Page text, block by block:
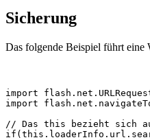
Sicherung
Das folgende Beispiel führt eine
import
import
// Das this bezieht sich